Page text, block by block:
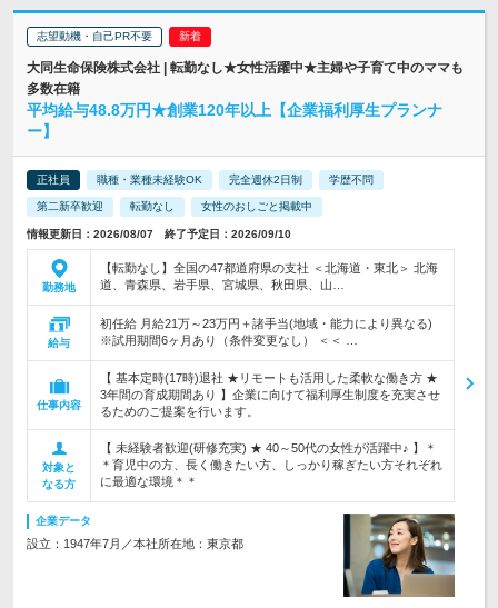
志望動機・自己PR不要
大同生命保険株式会社 | 転勤なし★女性活躍中★主婦や子育て中のママも
多数在籍
平均給与48.8万円★創業120年以上【企業福利厚生プランナ
ー】
正社員 職種・業種未経験OK 完全週休2日制 学歴不問
第二新卒歓迎 転勤なし 女性のおしごと掲載中
情報更新日：2026/08/07 終了予定日：2026/09/10
勤務地
【転勤なし】全国の47都道府県の支社 ＜北海道・東北＞ 北海
道、青森県、岩手県、宮城県、秋田県、山…
給与
初任給 月給21万～23万円＋諸手当(地域・能力により異なる)
※試用期間6ヶ月あり（条件変更なし） ＜＜ …
仕事内容
【 基本定時(17時)退社 ★リモートも活用した柔軟な働き方 ★
3年間の育成期間あり 】企業に向けて福利厚生制度を充実させ
るためのご提案を行います。
対象と
なる方
【 未経験者歓迎(研修充実) ★ 40～50代の女性が活躍中♪ 】＊
＊育児中の方、長く働きたい方、しっかり稼ぎたい方それぞれ
に最適な環境＊＊
企業データ
設立：1947年7月／本社所在地：東京都